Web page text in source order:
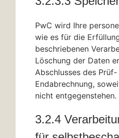
PwC wird Ihre
wie es für die
beschriebenen
Löschung der Daten
Abschlusses des
Endabrechnung,
nicht entgegenstehen.
3.2.4